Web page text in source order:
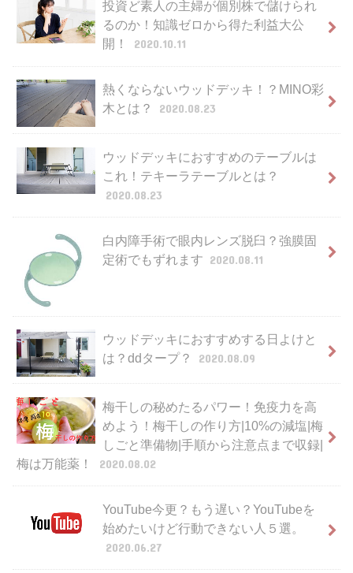
投資ど素人の主婦が個別株で儲けられ
るのか！知識ゼロから得た利益大公
開！
2020.10.11
熱くならないウッドデッキ！？MINO彩
木とは？
2020.08.23
ウッドデッキにおすすめのテーブルは
これ！テキーラテーブルとは？
2020.08.23
白内障手術で眼内レンズ脱臼？強膜固
定術でもずれます 2020.08.11
ウッドデッキにおすすめする日よけと
は？ddタープ？
2020.08.09
梅干しの秘めたるパワー！免疫力を高
めよう！梅干しの作り方|10%の減塩|梅
しごと準備物|手順から注意点まで収録|
梅は万能薬！
2020.08.02
YouTube今更？もう遅い？YouTubeを
始めたいけど行動できない人５選。
2020.06.27